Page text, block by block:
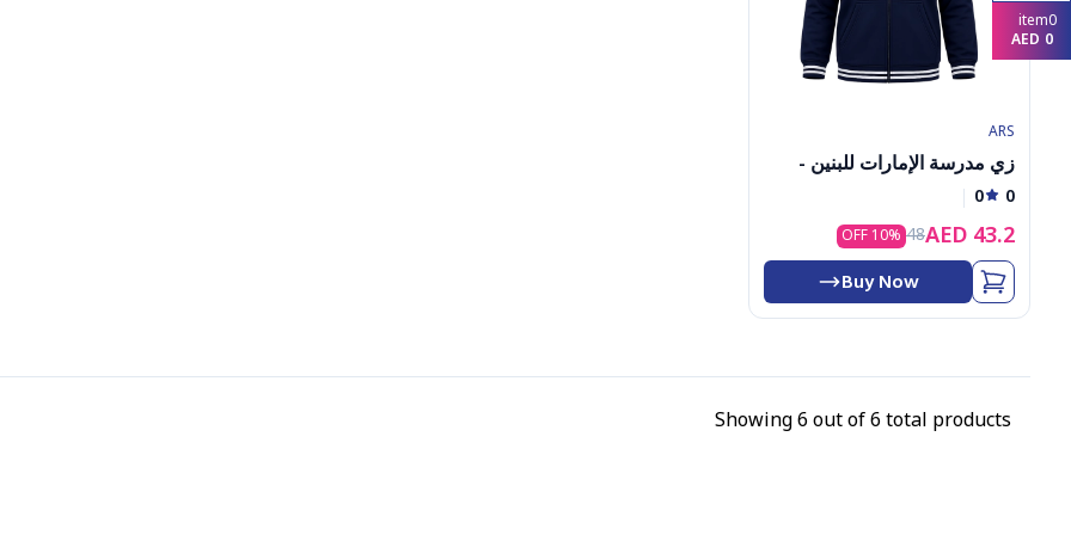
ARS
زي مدرسة الإمارات للبنين -
سترة التربية البدنية - قبعة
(كجم)
0
0
AED 43.2
48
10% OFF
Buy Now
Showing6 out of6 total products
0
item
AED
9
0
1